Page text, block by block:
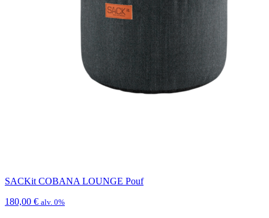
SACKit COBANA LOUNGE Pouf
180,00 € alv. 0%